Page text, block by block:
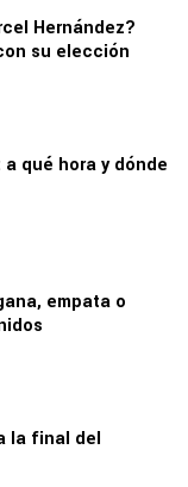
Hernández?
su elección
qué hora y dónde
empata o
la final del